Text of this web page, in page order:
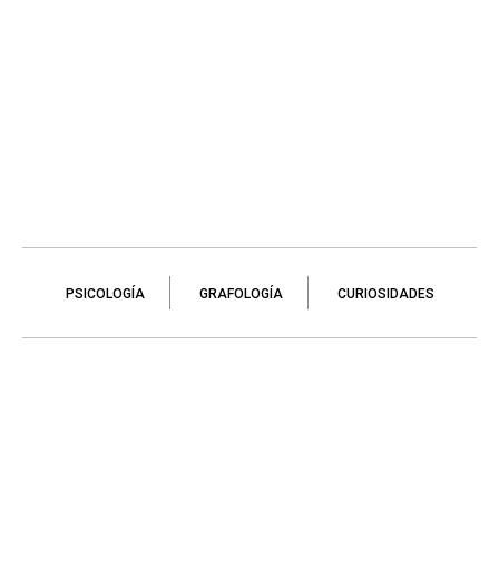
PSICOLOGÍA GRAFOLOGÍA CURIOSIDADES